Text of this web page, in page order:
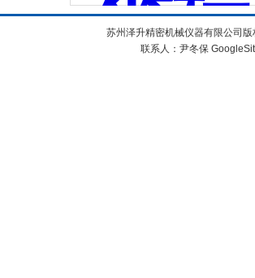
苏州泽升精密机械仪器有限公司
联系人：尹冬保